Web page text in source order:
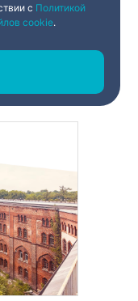
с Политикой
cookie.